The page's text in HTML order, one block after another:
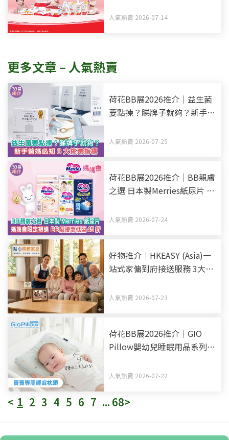
樂
人氣熱賣 2026-07-14
更多文章 – 人氣熱賣
荷花BB展2026推介｜益生菌
要點揀？睇牌子就夠？新手爸
人氣熱賣 2026-07-25
荷花BB展2026推介｜BB親膚
之選 日本製Merries紙尿片 媽
45折
人氣熱賣 2026-07-24
好物推介｜HKEASY (Asia)一
站式家傭到府接送服務 3大優
人氣熱賣 2026-07-23
荷花BB展2026推介｜GIO
Pillow嬰幼兒睡眠用品系列
呵護BB睡眠
人氣熱賣 2026-07-22
< 1 2 3 4 5 6 7 ... 68>